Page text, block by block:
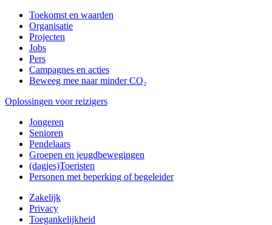
Toekomst en waarden
Organisatie
Projecten
Jobs
Pers
Campagnes en acties
Beweeg mee naar minder CO₂
Oplossingen voor reizigers
Jongeren
Senioren
Pendelaars
Groepen en jeugdbewegingen
(dagjes)Toeristen
Personen met beperking of begeleider
Zakelijk
Privacy
Toegankelijkheid